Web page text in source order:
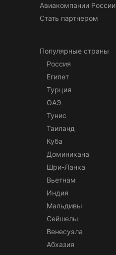
Авиакомпании России
Стать партнером
Популярные страны
Россия
Египет
Турция
ОАЭ
Тунис
Таиланд
Куба
Доминикана
Шри-Ланка
Вьетнам
Индия
Мальдивы
Сейшелы
Венесуэла
Абхазия